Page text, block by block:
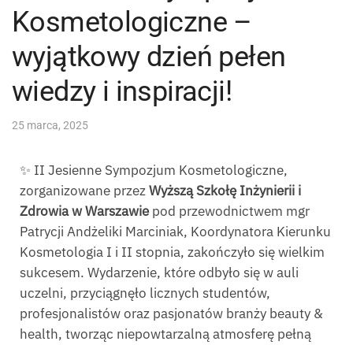
Kosmetologiczne –
wyjątkowy dzień pełen
wiedzy i inspiracji!
25 marca, 2025
✨ II Jesienne Sympozjum Kosmetologiczne,
zorganizowane przezWyższą Szkołę Inżynierii i
Zdrowia w Warszawiepod przewodnictwem mgr
Patrycji Andżeliki Marciniak, Koordynatora Kierunku
Kosmetologia I i II stopnia, zakończyło się wielkim
sukcesem. Wydarzenie, które odbyło się w auli
uczelni, przyciągnęło licznych studentów,
profesjonalistów oraz pasjonatów branży beauty &
health, tworząc niepowtarzalną atmosferę pełną